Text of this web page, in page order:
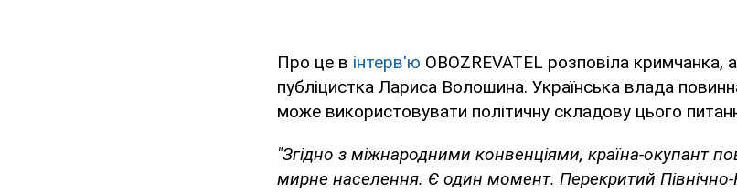
Про це в інтерв'ю OBOZREVATEL розповіла кримчанка,
публіцистка Лариса Волошина. Українська влада
може використовувати політичну складову цього
"Згідно з міжнародними конвенціями, країна-окупант
мирне населення. Є один момент. Перекритий